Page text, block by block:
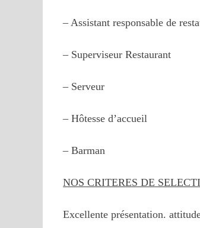
– Assistant responsable de
– Superviseur Restaurant
– Serveur
– Hôtesse d’accueil
– Barman
NOS CRITERES DE
Excellente présentation.